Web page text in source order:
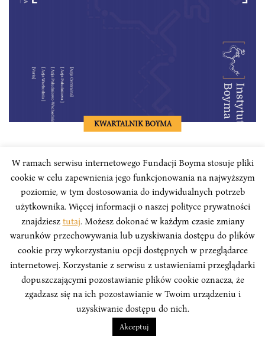
KWARTALNIK BOYMA
Niniejszy Kwartalnik ma na celu uchwycenie
złożoności nacjonalizmu w dynamicznie
zmieniającym się globalnym porządku, pokazując jego
różnorodne formy, motywacje i konsekwencje w
regionie Azji.
W ramach serwisu internetowego Fundacji Boyma stosuje pliki
cookie w celu zapewnienia jego funkcjonowania na najwyższym
poziomie, w tym dostosowania do indywidualnych potrzeb
użytkownika. Więcej informacji o naszej polityce prywatności
znajdziesz tutaj. Możesz dokonać w każdym czasie zmiany
warunków przechowywania lub uzyskiwania dostępu do plików
cookie przy wykorzystaniu opcji dostępnych w przeglądarce
internetowej. Korzystanie z serwisu z ustawieniami przeglądarki
dopuszczającymi pozostawianie plików cookie oznacza, że
zgadzasz się na ich pozostawianie w Twoim urządzeniu i
uzyskiwanie dostępu do nich.
Akceptuj